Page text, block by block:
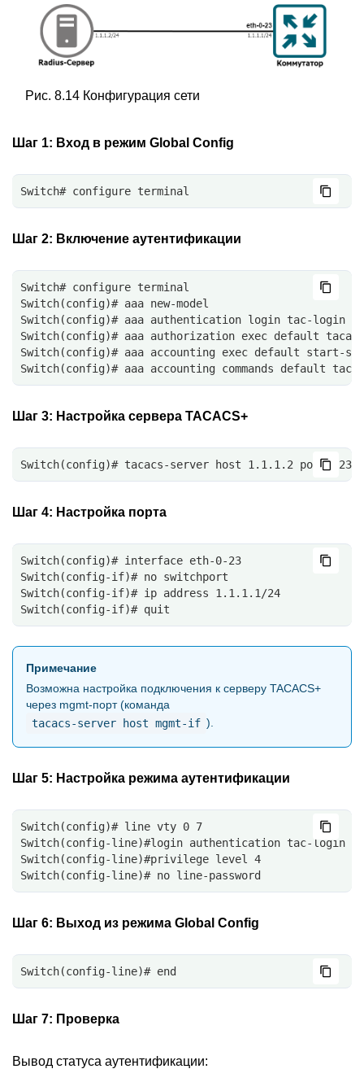
Рис. 8.14 Конфигурация сети
Шаг 1: Вход в режим Global Config
Switch# configure terminal
Шаг 2: Включение аутентификации
Switch# configure terminal
Switch(config)# aaa new-model
Switch(config)# aaa authentication login tac-login
Switch(config)# aaa authorization exec default
Switch(config)# aaa accounting exec default start-
Switch(config)# aaa accounting commands default
Шаг 3: Настройка сервера TACACS+
Switch(config)# tacacs-server host 1.1.1.2 port 123
Шаг 4: Настройка порта
Switch(config)# interface eth-0-23
Switch(config-if)# no switchport
Switch(config-if)# ip address 1.1.1.1/24
Switch(config-if)# quit
Примечание
Возможна настройка подключения к серверу TACACS+
через mgmt-порт (команда
tacacs-server
host mgmt-if ).
Шаг 5: Настройка режима аутентификации
Switch(config)# line vty 0 7
Switch(config-line)#login authentication tac-login
Switch(config-line)#privilege level 4
Switch(config-line)# no line-password
Шаг 6: Выход из режима Global Config
Switch(config-line)# end
Шаг 7: Проверка
Вывод статуса аутентификации: